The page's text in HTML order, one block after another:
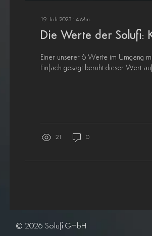
19. Juli 2023 ∙ 4 Min.
Die Werte der Solufi:
Einer unserer 6 Werte im Umgang
Einfach gesagt beruht dieser Wert
21 0
© 2026 Solufi GmbH